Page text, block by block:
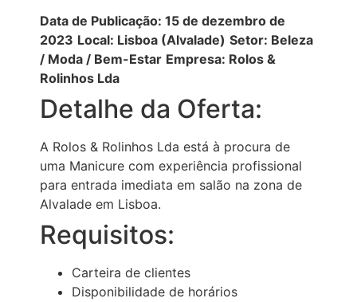
Data de Publicação: 15 de dezembro de
2023 Local: Lisboa (Alvalade) Setor: Beleza
/ Moda / Bem-Estar Empresa: Rolos &
Rolinhos Lda
Detalhe da Oferta:
A Rolos & Rolinhos Lda está à procura de
uma Manicure com experiência profissional
para entrada imediata em salão na zona de
Alvalade em Lisboa.
Requisitos:
Carteira de clientes
Disponibilidade de horários